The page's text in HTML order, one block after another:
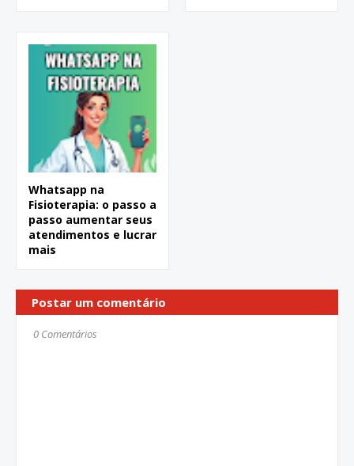
Whatsapp na
Fisioterapia: o passo a
passo aumentar seus
atendimentos e lucrar
mais
Postar um comentário
0 Comentários